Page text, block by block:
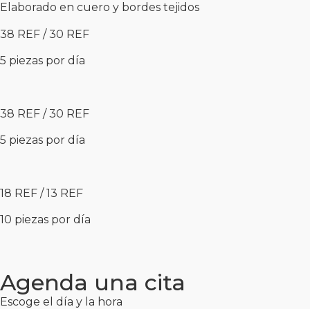
Elaborado en cuero y bordes tejidos
38 REF / 30 REF
5 piezas por día
38 REF / 30 REF
5 piezas por día
18 REF / 13 REF
10 piezas por día
Agenda una cita
Escoge el día y la hora